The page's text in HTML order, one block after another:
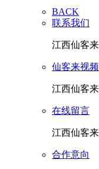
BACK
联系我们
江西仙客
仙客来视频
江西仙客
在线留言
江西仙客
合作意向